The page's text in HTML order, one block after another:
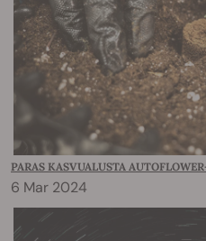
PARAS KASVUALUSTA
6 Mar 2024